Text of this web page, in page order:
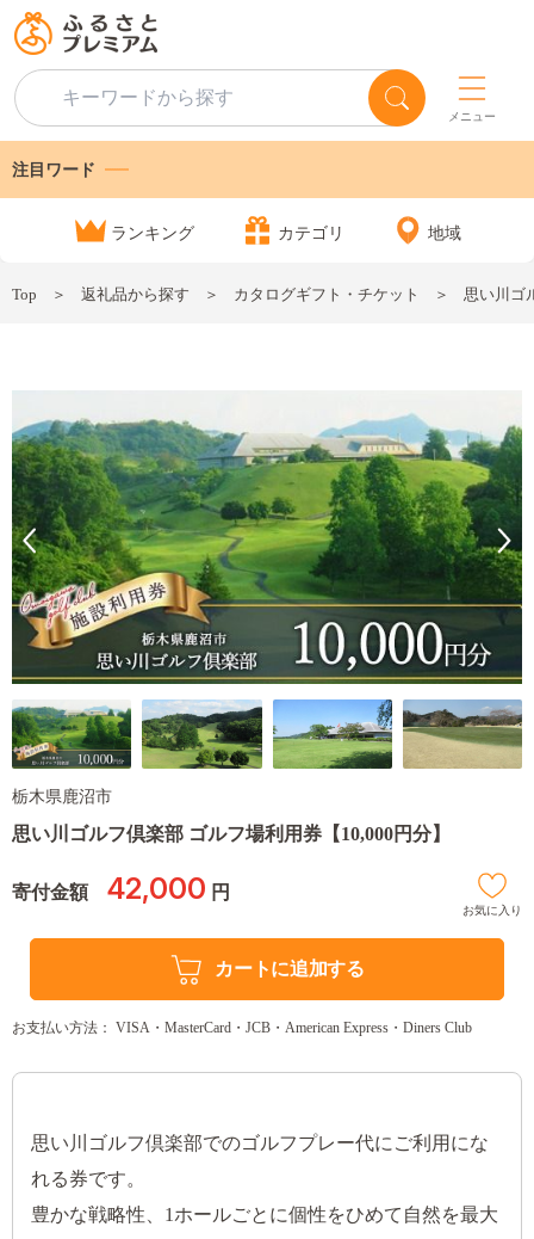
メニュー
注目ワード
ランキング カテゴリ 地域
Top 返礼品から探す カタログギフト・チケット 思い川ゴ
栃木県鹿沼市
思い川ゴルフ倶楽部 ゴルフ場利用券【10,000円分】
寄付金額 42,000 円
お気に入り
カートに追加する
お支払い方法： VISA・MasterCard・JCB・American Express・Diners Club
思い川ゴルフ倶楽部でのゴルフプレー代にご利用にな
れる券です。
豊かな戦略性、1ホールごとに個性をひめて自然を最大